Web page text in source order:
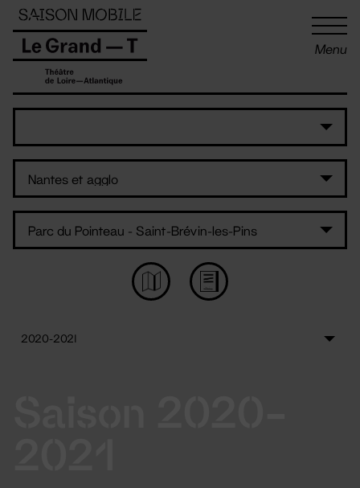
Menu
Panneau de gestion des cookies